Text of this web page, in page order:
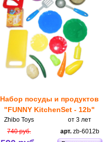
Набор посуды и продуктов
"FUNNY KitchenSet - 12b"
Zhibo Toys
от 3 лет
740 руб.
арт.zb-6012b